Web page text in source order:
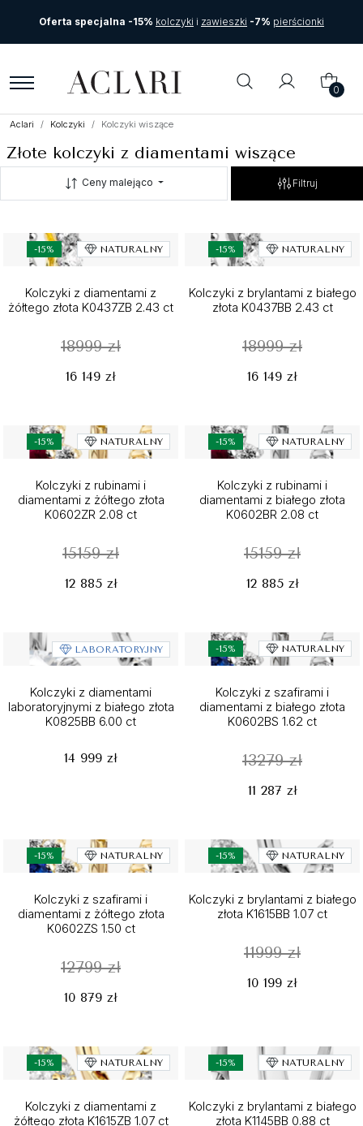
Oferta specjalna -15% kolczyki i zawieszki -7% pierścionki
0
Aclari Kolczyki Kolczyki wiszące
Złote kolczyki z diamentami wiszące
Ceny malejąco Filtruj
-15% NATURALNY
Kolczyki z diamentami z
żółtego złota K0437ZB 2.43 ct
18999 zł
16 149 zł
-15% NATURALNY
Kolczyki z brylantami z białego
złota K0437BB 2.43 ct
18999 zł
16 149 zł
-15% NATURALNY
Kolczyki z rubinami i
diamentami z żółtego złota
K0602ZR 2.08 ct
15159 zł
12 885 zł
-15% NATURALNY
Kolczyki z rubinami i
diamentami z białego złota
K0602BR 2.08 ct
15159 zł
12 885 zł
LABORATORYJNY
Kolczyki z diamentami
laboratoryjnymi z białego złota
K0825BB 6.00 ct
14 999 zł
-15% NATURALNY
Kolczyki z szafirami i
diamentami z białego złota
K0602BS 1.62 ct
13279 zł
11 287 zł
-15% NATURALNY
Kolczyki z szafirami i
diamentami z żółtego złota
K0602ZS 1.50 ct
12799 zł
10 879 zł
-15% NATURALNY
Kolczyki z brylantami z białego
złota K1615BB 1.07 ct
11999 zł
10 199 zł
-15% NATURALNY
Kolczyki z diamentami z
żółtego złota K1615ZB 1.07 ct
-15% NATURALNY
Kolczyki z brylantami z białego
złota K1145BB 0.88 ct